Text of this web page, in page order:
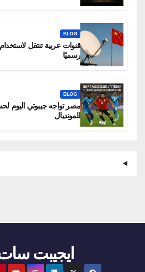
BLOG
قنوات عربية تنتقل لاستخدام
رسميًا
BLOG
مصر تواجه جيبوتي اليوم
للمونديال
ايجيبت